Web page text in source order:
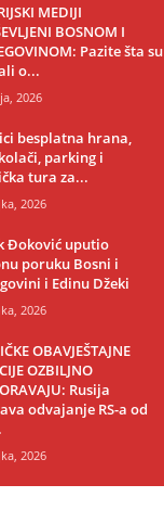
MEDIJI
BOSNOM I
Pazite šta su
o...
2026
besplatna hrana,
parking i
tura za...
2026
Đoković uputio
poruku Bosni i
i Edinu Džeki
2026
OBAVJEŠTAJNE
OZBILJNO
Rusija
odvajanje RS-a od
2026